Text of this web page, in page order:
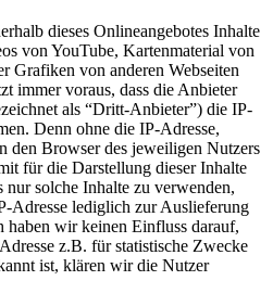
dieses Onlineangebotes Inhalte
von YouTube, Kartenmaterial von
Grafiken von anderen Webseiten
immer voraus, dass die Anbieter
als “Dritt-Anbieter”) die IP-
Denn ohne die IP-Adresse,
den Browser des jeweiligen Nutzers
für die Darstellung dieser Inhalte
solche Inhalte zu verwenden,
Adresse lediglich zur Auslieferung
haben wir keinen Einfluss darauf,
z.B. für statistische Zwecke
ist, klären wir die Nutzer